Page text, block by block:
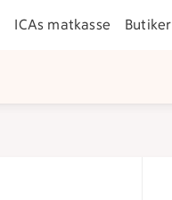
ICAs matkasse Butiker